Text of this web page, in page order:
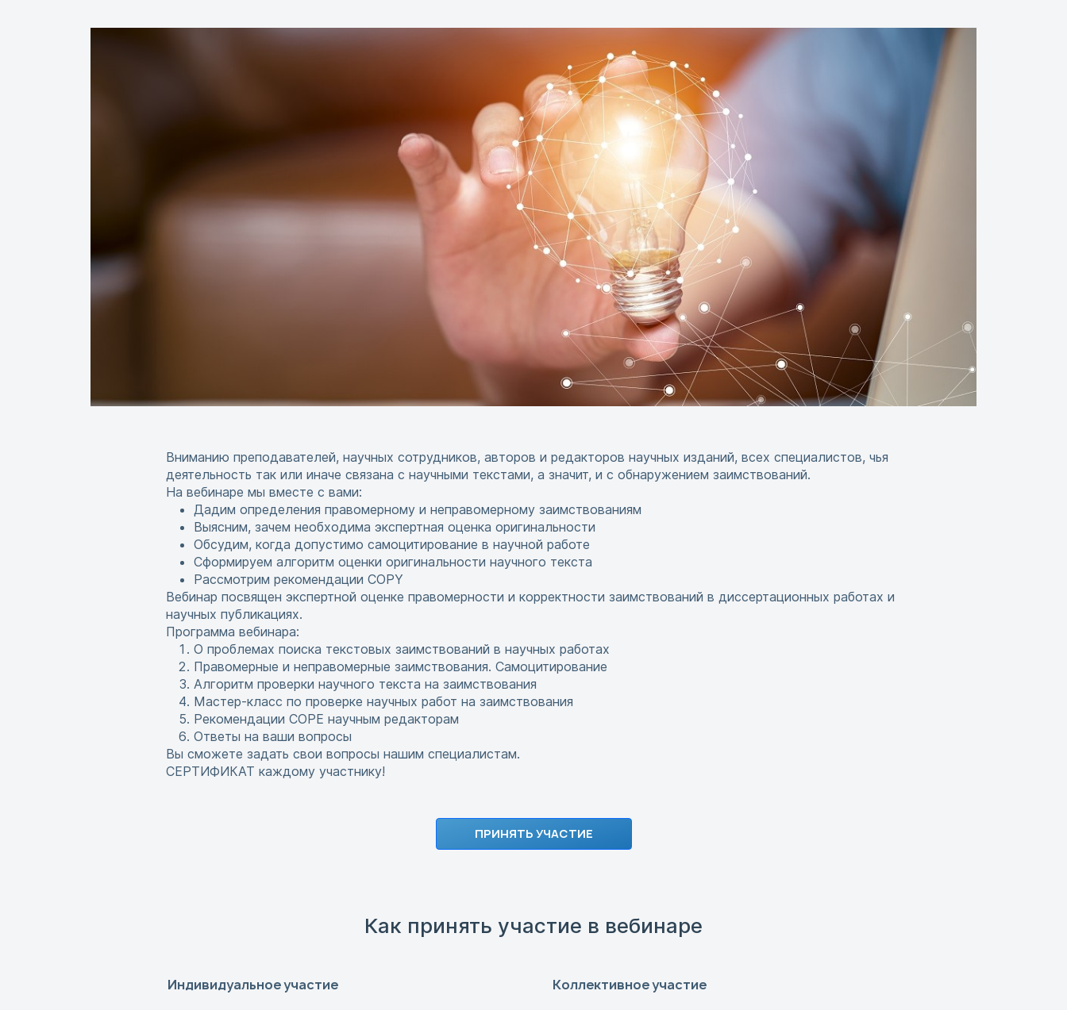
Вниманию преподавателей, научных сотрудников, авторов и редакторов научных изданий, всех специалистов, чья
деятельность так или иначе связана с научными текстами, а значит, и с обнаружением заимствований.
На вебинаре мы вместе с вами:
Дадим определения правомерному и неправомерному заимствованиям
Выясним, зачем необходима экспертная оценка оригинальности
Обсудим, когда допустимо самоцитирование в научной работе
Сформируем алгоритм оценки оригинальности научного текста
Рассмотрим рекомендации COPY
Вебинар посвящен экспертной оценке правомерности и корректности заимствований в диссертационных работах и
научных публикациях.
Программа вебинара:
О проблемах поиска текстовых заимствований в научных работах
Правомерные и неправомерные заимствования. Самоцитирование
Алгоритм проверки научного текста на заимствования
Мастер-класс по проверке научных работ на заимствования
Рекомендации COPE научным редакторам
Ответы на ваши вопросы
Вы сможете задать свои вопросы нашим специалистам.
СЕРТИФИКАТ каждому участнику!
ПРИНЯТЬ УЧАСТИЕ
Как принять участие в вебинаре
Индивидуальное участие Коллективное участие